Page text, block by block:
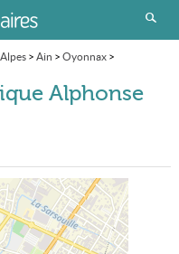
> Ain > Oyonnax>
Alphonse